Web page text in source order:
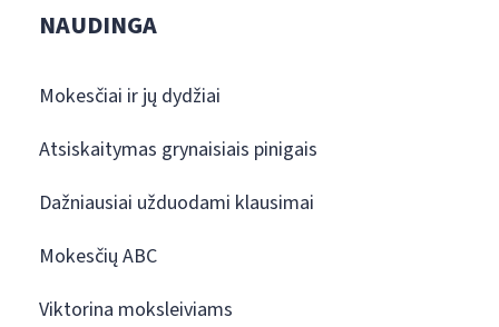
NAUDINGA
Mokesčiai ir jų dydžiai
Atsiskaitymas grynaisiais pinigais
Dažniausiai užduodami klausimai
Mokesčių ABC
Viktorina moksleiviams